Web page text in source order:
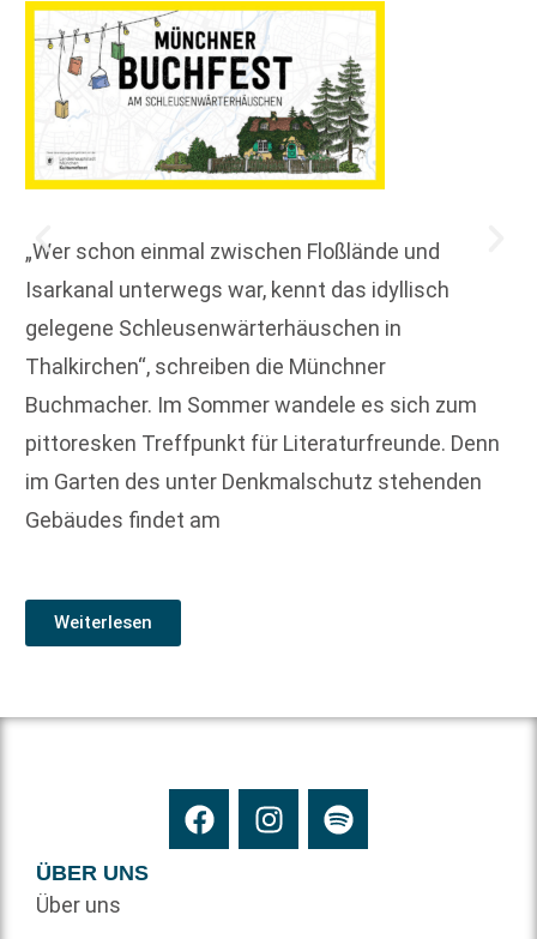
„Wer schon einmal zwischen Floßlände und
Isarkanal unterwegs war, kennt das idyllisch
gelegene Schleusenwärterhäuschen in
Thalkirchen“, schreiben die Münchner
Buchmacher. Im Sommer wandele es sich zum
pittoresken Treffpunkt für Literaturfreunde. Denn
im Garten des unter Denkmalschutz stehenden
Gebäudes findet am
Weiterlesen
ÜBER UNS
Über uns